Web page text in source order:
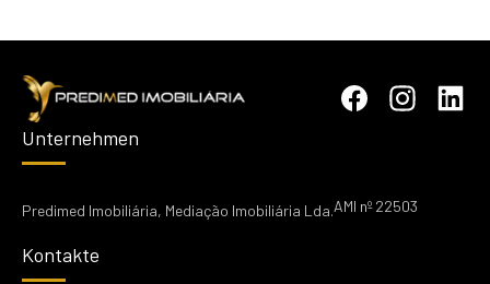
Unternehmen
Predimed Imobiliária, Mediação Imobiliária Lda.AMI nº 22503
Kontakte